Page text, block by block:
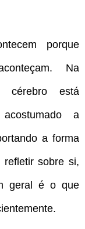
porque
Na
cérebro está
a
a forma
sobre si,
geral é o que